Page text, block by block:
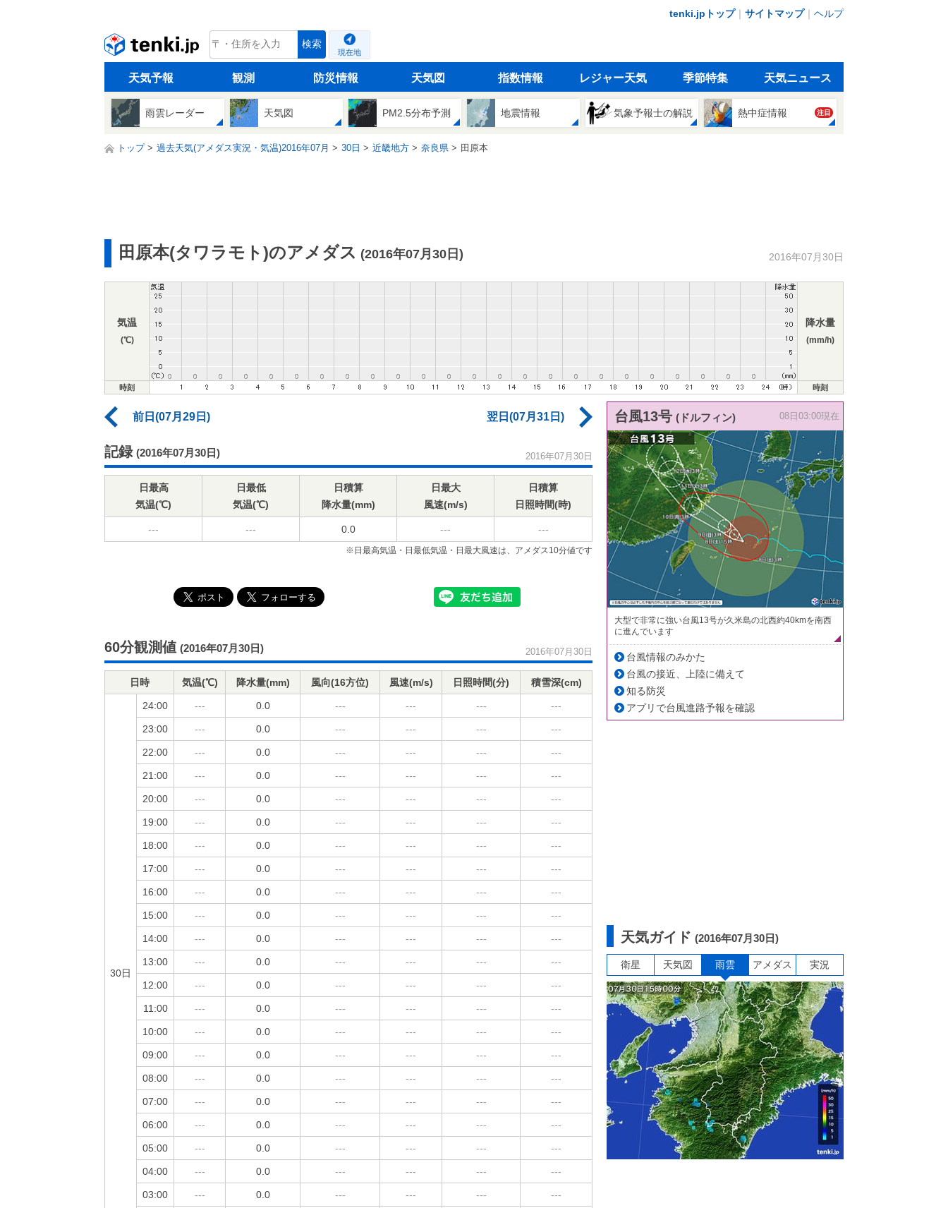
tenki.jpトップ｜ サイトマップ｜ ヘルプ
tenki.jp 検索
現在地
天気予報 観測 防災情報 天気図 指数情報 レジャー天気 季節特集 天気ニュース
雨雲レーダー 天気図 PM2.5分布予測 地震情報 気象予報士の解説 熱中症情報 注目
トップ 過去天気(アメダス実況・気温)2016年07月 30日 近畿地方 奈良県 田原本
田原本(タワラモト)のアメダス (2016年07月30日) 2016年07月30日
気温
(℃)
降水量
(mm/h)
時刻 時刻
前日(07月29日) 翌日(07月31日)
記録 (2016年07月30日) 2016年07月30日
日最高
気温(℃)
日最低
気温(℃)
日積算
降水量(mm)
日最大
風速(m/s)
日積算
日照時間(時)
--- --- 0.0 --- ---
※日最高気温・日最低気温・日最大風速は、アメダス10分値です
60分観測値 (2016年07月30日) 2016年07月30日
日時 気温(℃) 降水量(mm) 風向(16方位) 風速(m/s) 日照時間(分) 積雪深(cm)
30日
24:00 --- 0.0 --- --- --- ---
23:00 --- 0.0 --- --- --- ---
22:00 --- 0.0 --- --- --- ---
21:00 --- 0.0 --- --- --- ---
20:00 --- 0.0 --- --- --- ---
19:00 --- 0.0 --- --- --- ---
18:00 --- 0.0 --- --- --- ---
17:00 --- 0.0 --- --- --- ---
16:00 --- 0.0 --- --- --- ---
15:00 --- 0.0 --- --- --- ---
14:00 --- 0.0 --- --- --- ---
13:00 --- 0.0 --- --- --- ---
12:00 --- 0.0 --- --- --- ---
11:00 --- 0.0 --- --- --- ---
10:00 --- 0.0 --- --- --- ---
09:00 --- 0.0 --- --- --- ---
08:00 --- 0.0 --- --- --- ---
07:00 --- 0.0 --- --- --- ---
06:00 --- 0.0 --- --- --- ---
05:00 --- 0.0 --- --- --- ---
04:00 --- 0.0 --- --- --- ---
03:00 --- 0.0 --- --- --- ---
台風13号 (ドルフィン) 08日03:00現在
大型で非常に強い台風13号が久米島の北西約40kmを南西
に進んでいます
台風情報のみかた
台風の接近、上陸に備えて
知る防災
アプリで台風進路予報を確認
天気ガイド (2016年07月30日)
衛星 天気図 雨雲 アメダス 実況